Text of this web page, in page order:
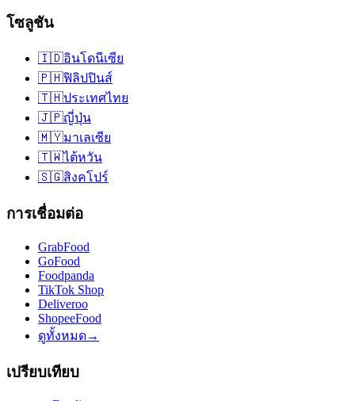
โซลูชัน
🇮🇩อินโดนีเซีย
🇵🇭ฟิลิปปินส์
🇹🇭ประเทศไทย
🇯🇵ญี่ปุ่น
🇲🇾มาเลเซีย
🇹🇼ไต้หวัน
🇸🇬สิงคโปร์
การเชื่อมต่อ
GrabFood
GoFood
Foodpanda
TikTok Shop
Deliveroo
ShopeeFood
ดูทั้งหมด→
เปรียบเทียบ